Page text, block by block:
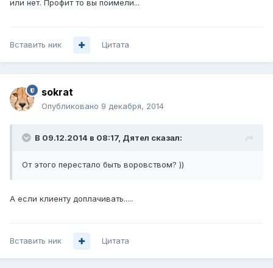
или нет. Профит то вы поимели...
Вставить ник Цитата
sokrat
Опубликовано 9 декабря, 2014
В 09.12.2014 в 08:17, Дятел сказал:
От этого перестало быть воровством? ))
А если клиенту доплачивать.....
Вставить ник Цитата